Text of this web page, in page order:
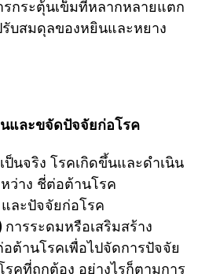
รกระตุ้นเข็มที่หลากหลายแตก
บสมดุลของหยินและหยาง
และขจัดปัจจัยก่อโรค
นจริง โรคเกิดขึ้นและดำเนิน
ว่าง ชี่ต่อต้านโรค
ละปัจจัยก่อโรค
ารระดมหรือเสริมสร้าง
ต้านโรคเพื่อไปจัดการปัจจัย
รคที่ถูกต้อง อย่างไรก็ตามการ